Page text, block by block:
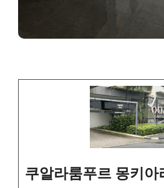
쿠알라룸푸르 몽키아